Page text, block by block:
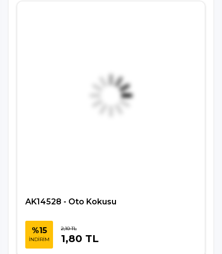
AK14528 - Oto Kokusu
%15
İNDİRİM
2,10 TL
1,80 TL